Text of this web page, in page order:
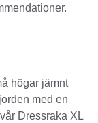
högar jämnt
med en
Dressraka XL